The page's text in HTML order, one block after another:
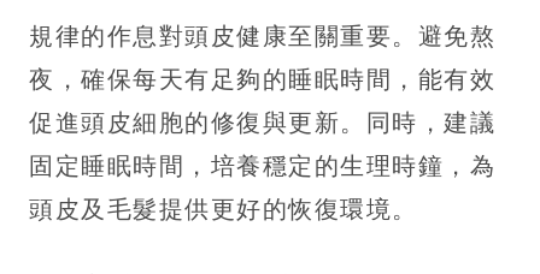
規律的作息對頭皮健康至關重要。避免熬
夜，確保每天有足夠的睡眠時間，能有效
促進頭皮細胞的修復與更新。同時，建議
固定睡眠時間，培養穩定的生理時鐘，為
頭皮及毛髮提供更好的恢復環境。